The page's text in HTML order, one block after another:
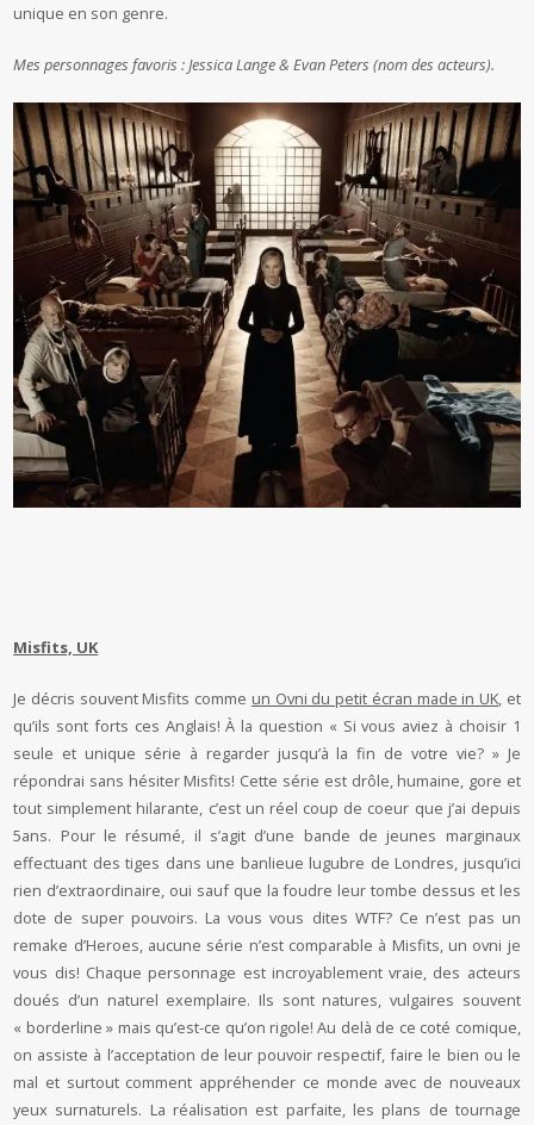
unique en son genre.
Mes personnages favoris : Jessica Lange & Evan Peters (nom des acteurs).
Misfits, UK
Je décris souvent Misfits comme un Ovni du petit écran made in UK, et
qu’ils sont forts ces Anglais! À la question « Si vous aviez à choisir 1
seule et unique série à regarder jusqu’à la fin de votre vie? » Je
répondrai sans hésiter Misfits! Cette série est drôle, humaine, gore et
tout simplement hilarante, c’est un réel coup de coeur que j’ai depuis
5ans. Pour le résumé, il s’agit d’une bande de jeunes marginaux
effectuant des tiges dans une banlieue lugubre de Londres, jusqu’ici
rien d’extraordinaire, oui sauf que la foudre leur tombe dessus et les
dote de super pouvoirs. La vous vous dites WTF? Ce n’est pas un
remake d’Heroes, aucune série n’est comparable à Misfits, un ovni je
vous dis! Chaque personnage est incroyablement vraie, des acteurs
doués d’un naturel exemplaire. Ils sont natures, vulgaires souvent
« borderline » mais qu’est-ce qu’on rigole! Au delà de ce coté comique,
on assiste à l’acceptation de leur pouvoir respectif, faire le bien ou le
mal et surtout comment appréhender ce monde avec de nouveaux
yeux surnaturels. La réalisation est parfaite, les plans de tournage